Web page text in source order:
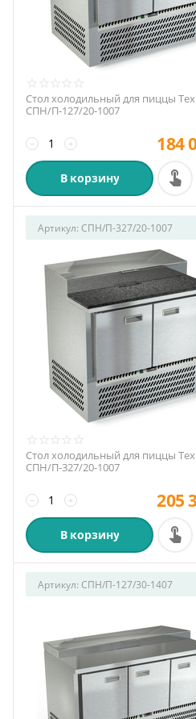
Стол холодильный для пиццы
СПН/П-127/20-1007
+
− 184
В корзину
Артикул: СПН/П-327/20-1007
Стол холодильный для пиццы
СПН/П-327/20-1007
+
− 205
В корзину
Артикул: СПН/П-127/30-1407